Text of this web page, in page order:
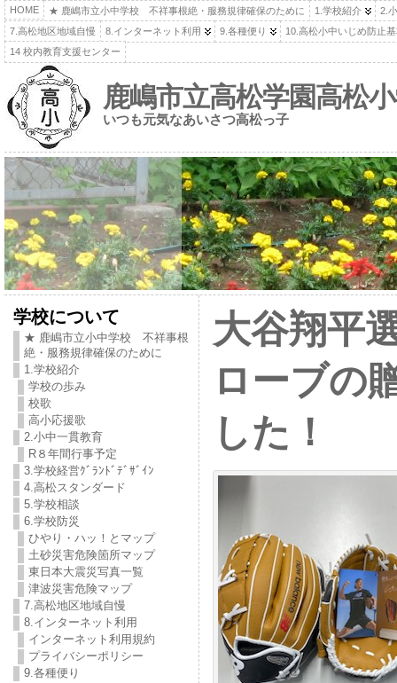
HOME ★ 鹿嶋市立小中学校 不祥事根絶・服務規律確保のために 1.学校紹介
2.
7.高松地区地域自慢
8.インターネット利用 9.各種便り
10.高松小中いじめ防止
14 校内教育支援センター
鹿嶋市立高松学園高松
いつも元気なあいさつ高松っ子
学校について
★ 鹿嶋市立小中学校 不祥事根
絶・服務規律確保のために
1.学校紹介
学校の歩み
校歌
高小応援歌
2.小中一貫教育
R８年間行事予定
3.学校経営ｸﾞﾗﾝﾄﾞﾃﾞｻﾞｲﾝ
4.高松スタンダード
5.学校相談
6.学校防災
ひやり・ハッ！とマップ
土砂災害危険箇所マップ
東日本大震災写真一覧
津波災害危険マップ
7.高松地区地域自慢
8.インターネット利用
インターネット利用規約
プライバシーポリシー
9.各種便り
大谷翔平
ローブの
した！